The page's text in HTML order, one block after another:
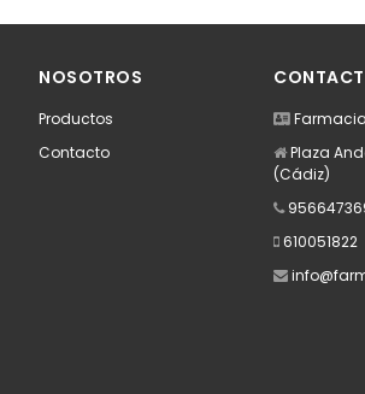
NOSOTROS
Productos
Contacto
Plaza
(Cádiz)
610051822